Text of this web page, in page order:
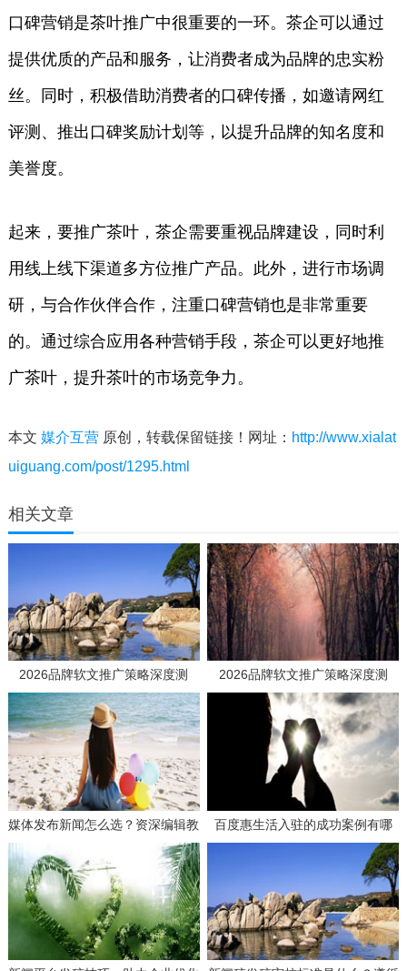
口碑营销是茶叶推广中很重要的一环。茶企可以通过
提供优质的产品和服务，让消费者成为品牌的忠实粉
丝。同时，积极借助消费者的口碑传播，如邀请网红
评测、推出口碑奖励计划等，以提升品牌的知名度和
美誉度。
起来，要推广茶叶，茶企需要重视品牌建设，同时利
用线上线下渠道多方位推广产品。此外，进行市场调
研，与合作伙伴合作，注重口碑营销也是非常重要
的。通过综合应用各种营销手段，茶企可以更好地推
广茶叶，提升茶叶的市场竞争力。
本文 媒介互营原创，转载保留链接！网址： http://www.xialat
uiguang.com/post/1295.html
相关文章
2026品牌软文推广策略深度测
评：如何选择高效媒体发稿供应商
实现品效合一？
2026品牌软文推广策略深度测
评：如何选择高效媒体发稿供应商
实现品效合一？
媒体发布新闻怎么选？资深编辑教
百度惠生活入驻的成功案例有哪
些？学习这些经验避免失误！